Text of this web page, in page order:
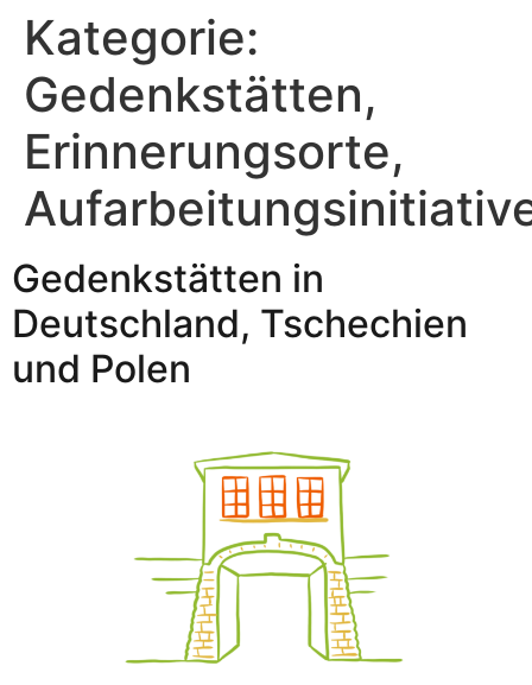
Kategorie:
Gedenkstätten,
Erinnerungsorte,
Gedenkstätten in
Deutschland, Tschechien
und Polen